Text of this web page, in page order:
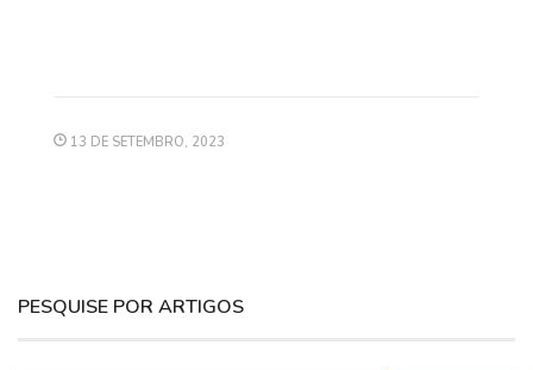
13 DE SETEMBRO, 2023
PESQUISE POR ARTIGOS